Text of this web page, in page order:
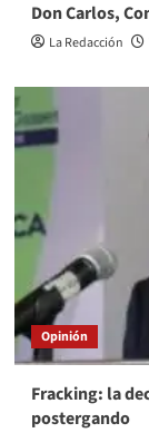
Don Carlos,
La Redacción
Opinión
Fracking: la
postergando